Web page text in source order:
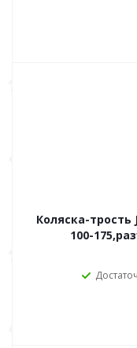
Коляска-трость
100-